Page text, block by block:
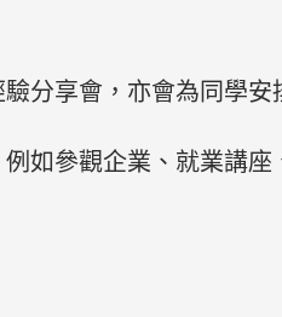
分享會，亦會為同學安
如參觀企業、就業講